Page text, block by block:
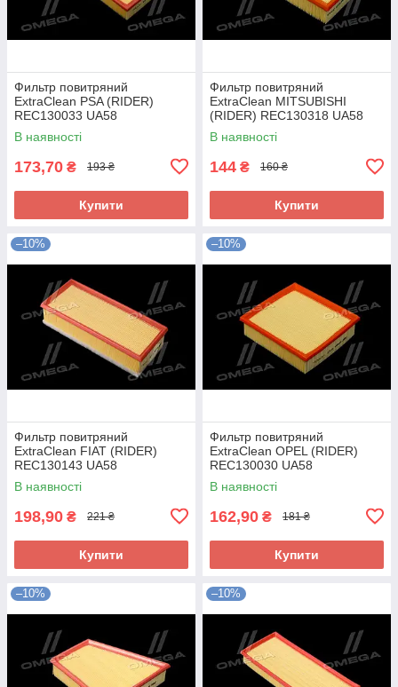
Фильтр повитряний
ExtraClean PSA (RIDER)
REC130033 UA58
В наявності
173,70 ₴ 193 ₴
Купити
Фильтр повитряний
ExtraClean MITSUBISHI
(RIDER) REC130318 UA58
В наявності
144 ₴ 160 ₴
Купити
–10%
Фильтр повитряний
ExtraClean FIAT (RIDER)
REC130143 UA58
В наявності
198,90 ₴ 221 ₴
Купити
–10%
Фильтр повитряний
ExtraClean OPEL (RIDER)
REC130030 UA58
В наявності
162,90 ₴ 181 ₴
Купити
–10% –10%